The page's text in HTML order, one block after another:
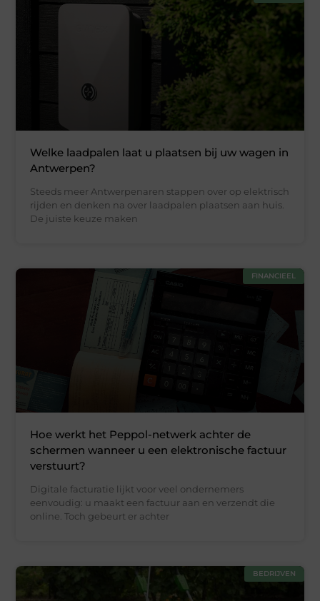
Welke laadpalen laat u plaatsen bij uw wagen in
Antwerpen?
Steeds meer Antwerpenaren stappen over op elektrisch
rijden en denken na over laadpalen plaatsen aan huis.
De juiste keuze maken
FINANCIEEL
Hoe werkt het Peppol-netwerk achter de
schermen wanneer u een elektronische factuur
verstuurt?
Digitale facturatie lijkt voor veel ondernemers
eenvoudig: u maakt een factuur aan en verzendt die
online. Toch gebeurt er achter
BEDRIJVEN